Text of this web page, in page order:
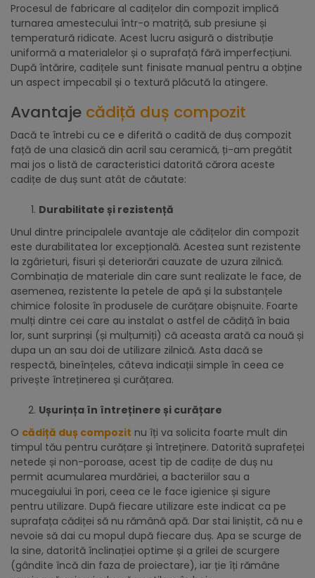
Procesul de fabricare al cadițelor din compozit implică
turnarea amestecului într-o matriță, sub presiune și
temperatură ridicate. Acest lucru asigură o distribuție
uniformă a materialelor și o suprafață fără imperfecțiuni.
După întărire, cadițele sunt finisate manual pentru a obține
un aspect impecabil și o textură plăcută la atingere.
Avantaje cădiță duș compozit
Dacă te întrebi cu ce e diferită o cadită de duș compozit
față de una clasică din acril sau ceramică, ți-am pregătit
mai jos o listă de caracteristici datorită cărora aceste
cadițe de duș sunt atât de căutate:
Durabilitate și rezistență
Unul dintre principalele avantaje ale cădițelor din compozit
este durabilitatea lor excepțională. Acestea sunt rezistente
la zgârieturi, fisuri și deteriorări cauzate de uzura zilnică.
Combinația de materiale din care sunt realizate le face, de
asemenea, rezistente la petele de apă și la substanțele
chimice folosite în produsele de curățare obișnuite. Foarte
mulți dintre cei care au instalat o astfel de cădiță în baia
lor, sunt surprinși (și mulțumiți) că aceasta arată ca nouă și
dupa un an sau doi de utilizare zilnică. Asta dacă se
respectă, bineînțeles, câteva indicații simple în ceea ce
privește întreținerea și curățarea.
Ușurința în întreținere și curățare
O cădiță duș compozit nu îți va solicita foarte mult din
timpul tău pentru curățare și întreținere. Datorită suprafeței
netede și non-poroase, acest tip de cadițe de duș nu
permit acumularea murdăriei, a bacteriilor sau a
mucegaiului în pori, ceea ce le face igienice și sigure
pentru utilizare. După fiecare utilizare este indicat ca pe
suprafața cădiței să nu rămână apă. Dar stai liniștit, că nu e
nevoie să dai cu mopul după fiecare duș. Apa se scurge de
la sine, datorită înclinației optime și a grilei de scurgere
(gândite încă din faza de proiectare), iar ție îți rămâne